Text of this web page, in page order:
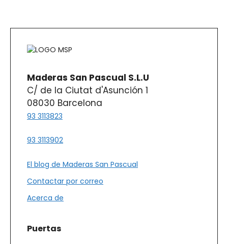
Maderas San Pascual S.L.U
C/ de la Ciutat d'Asunción 1
08030 Barcelona
93 3113823
93 3113902
El blog de Maderas San Pascual
Contactar por correo
Acerca de
Puertas